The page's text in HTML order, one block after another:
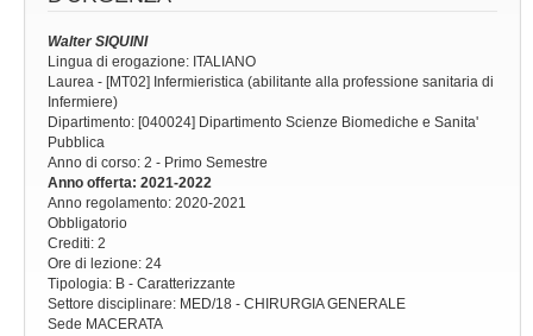
Walter SIQUINI
Lingua di erogazione: ITALIANO
Laurea - [MT02] Infermieristica (abilitante alla professione sanitaria di
Infermiere)
Dipartimento: [040024] Dipartimento Scienze Biomediche e Sanita'
Pubblica
Anno di corso: 2 - Primo Semestre
Anno offerta: 2021-2022
Anno regolamento: 2020-2021
Obbligatorio
Crediti: 2
Ore di lezione: 24
Tipologia: B - Caratterizzante
Settore disciplinare: MED/18 - CHIRURGIA GENERALE
Sede MACERATA